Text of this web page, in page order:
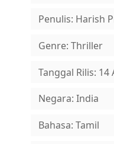
Penulis: Harish
Genre: Thriller
Tanggal Rilis: 14
Negara: India
Bahasa: Tamil